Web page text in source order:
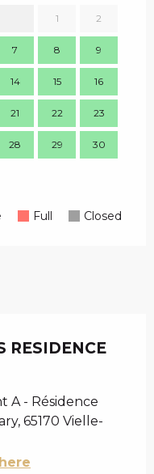
1 2
7 8 9
14 15 16
21 22 23
28 29 30
Full Closed
RESIDENCE
A - Résidence
65170 Vielle-